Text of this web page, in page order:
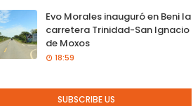
Evo Morales inauguró en Beni la
carretera Trinidad-San Ignacio
de Moxos
18:59
SUBSCRIBE US